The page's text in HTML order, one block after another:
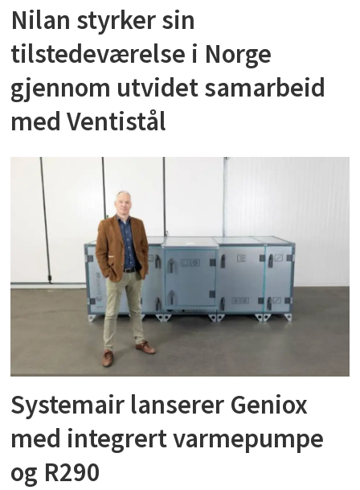
Nilan styrker sin
tilstedeværelse i Norge
gjennom utvidet samarbeid
med Ventistål
Systemair lanserer Geniox
med integrert varmepumpe
og R290